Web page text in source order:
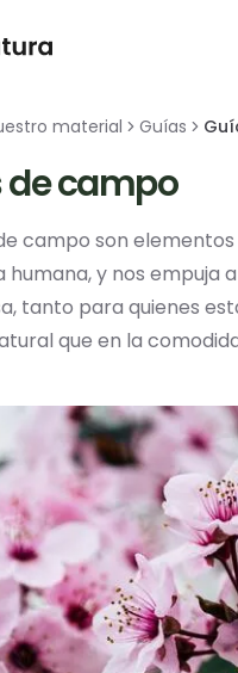
material Guías
de campo
campo son
humana, y nos empuja
tanto para quienes
que en la